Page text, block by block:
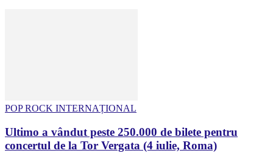
POP ROCK INTERNAȚIONAL
Ultimo a vândut peste 250.000 de bilete pentru
concertul de la Tor Vergata (4 iulie, Roma)